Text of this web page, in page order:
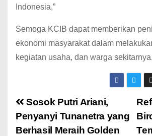
Indonesia,”
Semoga KCIB dapat memberikan
ekonomi masyarakat dalam
kegiatan usaha, dan warga
Sosok Putri Ariani,
Penyanyi Tunanetra yang
Berhasil Meraih Golden